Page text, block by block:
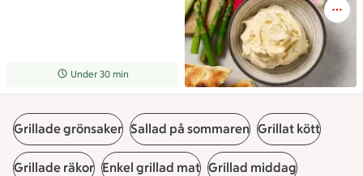
Receptet tar Under 30 min att tillaga
Under 30 min
Grillade grönsaker Sallad på sommaren Grillat kött
Grillade räkor Enkel grillad mat Grillad middag